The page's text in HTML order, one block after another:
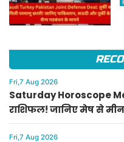
Fri,7 Aug 2026
Saturday Horoscope
राशिफल! जानिए मेष से मीन
दिन, किसे मिलेगा आर्थिक
Fri,7 Aug 2026